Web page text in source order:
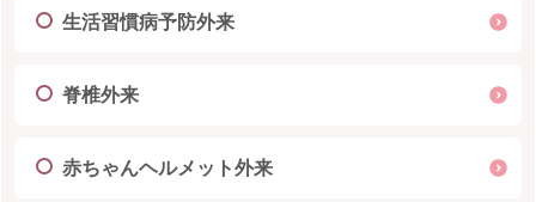
生活習慣病予防外来
脊椎外来
赤ちゃんヘルメット外来